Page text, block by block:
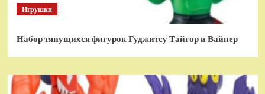
Игрушки
Набор тянущихся фигурок Гуджитсу Тайгор и Вайпер